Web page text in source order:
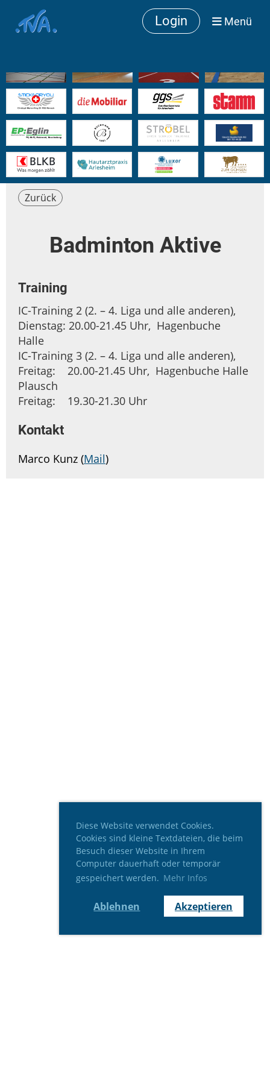
Diese Website verwendet Cookies.
Cookies sind kleine Textdateien, die beim
Besuch dieser Website in Ihrem
Computer dauerhaft oder temporär
gespeichert werden. Mehr Infos
Ablehnen Akzeptieren
Login Menü
Zurück
Badminton Aktive
Training
IC-Training 2 (2. – 4. Liga und alle anderen),
Dienstag: 20.00-21.45 Uhr, Hagenbuche
Halle
IC-Training 3 (2. – 4. Liga und alle anderen),
Freitag: 20.00-21.45 Uhr, Hagenbuche Halle
Plausch
Freitag: 19.30-21.30 Uhr
Kontakt
Marco Kunz (Mail)